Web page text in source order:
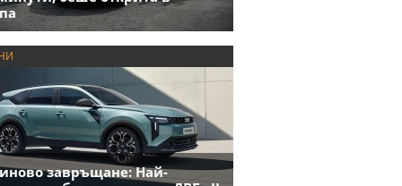
завръщане: Най-